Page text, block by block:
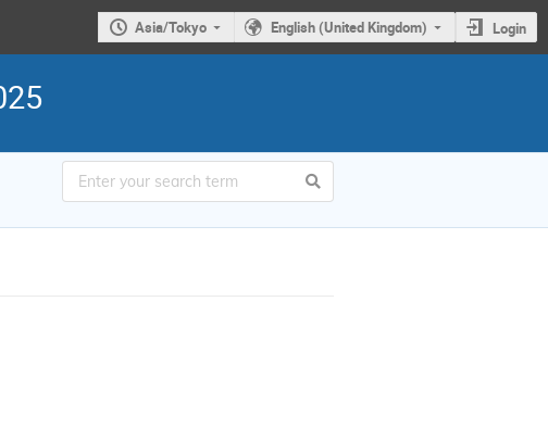
Asia/Tokyo English (United Kingdom) Login